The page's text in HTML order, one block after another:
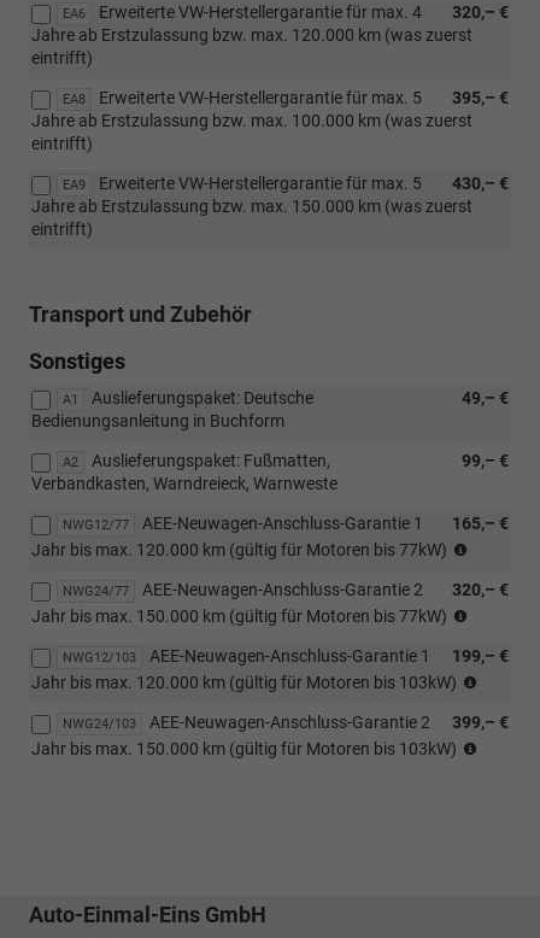
EA6 320,– €
Erweiterte VW-Herstellergarantie für max. 4
Jahre ab Erstzulassung bzw. max. 120.000 km (was zuerst
eintrifft)
EA8 395,– €
Erweiterte VW-Herstellergarantie für max. 5
Jahre ab Erstzulassung bzw. max. 100.000 km (was zuerst
eintrifft)
EA9 430,– €
Erweiterte VW-Herstellergarantie für max. 5
Jahre ab Erstzulassung bzw. max. 150.000 km (was zuerst
eintrifft)
Transport und Zubehör
Sonstiges
A1 49,– €
Auslieferungspaket: Deutsche
Bedienungsanleitung in Buchform
A2 99,– €
Auslieferungspaket: Fußmatten,
Verbandkasten, Warndreieck, Warnweste
NWG12/77 165,– €
AEE-Neuwagen-Anschluss-Garantie 1
Jahr bis max. 120.000 km (gültig für Motoren bis 77kW)
NWG24/77 320,– €
AEE-Neuwagen-Anschluss-Garantie 2
Jahr bis max. 150.000 km (gültig für Motoren bis 77kW)
NWG12/103 199,– €
AEE-Neuwagen-Anschluss-Garantie 1
Jahr bis max. 120.000 km (gültig für Motoren bis 103kW)
NWG24/103 399,– €
AEE-Neuwagen-Anschluss-Garantie 2
Jahr bis max. 150.000 km (gültig für Motoren bis 103kW)
Auto-Einmal-Eins GmbH